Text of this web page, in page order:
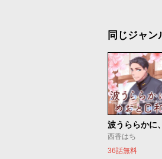
同じジャン
波うららかに
西香はち
36話無料